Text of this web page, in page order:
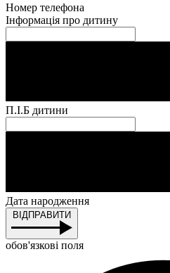
Номер телефона
Інформація про дитину
П.І.Б дитини
Дата народження
ВІДПРАВИТИ
обов'язкові поля